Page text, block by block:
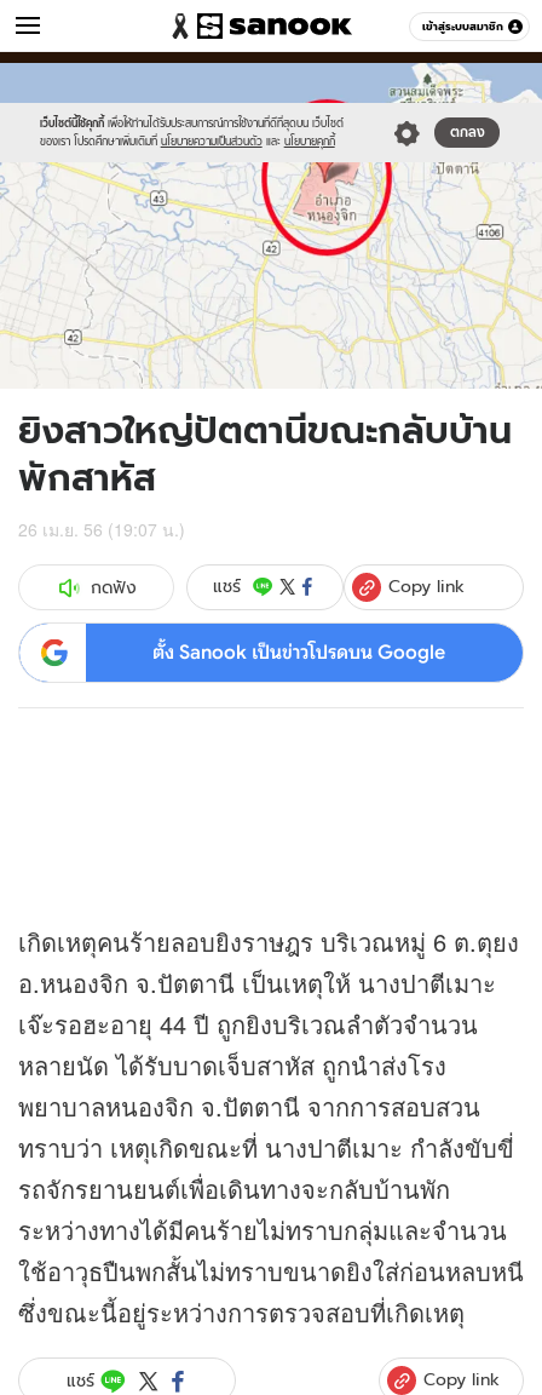
เข้าสู่ระบบสมาชิก
ข่าว หมวดอื่นๆ
เว็บไซต์นี้ใช้คุกกี้ เพื่อให้ท่านได้รับประสบการณ์การใช้งานที่ดีที่สุดบน เว็บไซต์
ของเรา โปรดศึกษาเพิ่มเติมที่ นโยบายความเป็นส่วนตัว และ นโยบายคุกกี้
ตกลง
new-
sanook.png
01.jpg
ยิงสาวใหญ่ปัตตานีขณะกลับบ้าน
พักสาหัส
26 เม.ย. 56 (19:07 น.)
กดฟัง แชร์ Copy link
ตั้ง Sanook เป็นข่าวโปรดบน Google
เกิดเหตุคนร้ายลอบยิงราษฎร บริเวณหมู่ 6 ต.ตุยง
อ.หนองจิก จ.ปัตตานี เป็นเหตุให้ นางปาตีเมาะ
เจ๊ะรอฮะอายุ 44 ปี ถูกยิงบริเวณลำตัวจำนวน
หลายนัด ได้รับบาดเจ็บสาหัส ถูกนำส่งโรง
พยาบาลหนองจิก จ.ปัตตานี จากการสอบสวน
ทราบว่า เหตุเกิดขณะที่ นางปาตีเมาะ กำลังขับขี่
รถจักรยานยนต์เพื่อเดินทางจะกลับบ้านพัก
ระหว่างทางได้มีคนร้ายไม่ทราบกลุ่มและจำนวน
ใช้อาวุธปืนพกสั้นไม่ทราบขนาดยิงใส่ก่อนหลบหนี
ซึ่งขณะนี้อยู่ระหว่างการตรวจสอบที่เกิดเหตุ
แชร์ Copy link